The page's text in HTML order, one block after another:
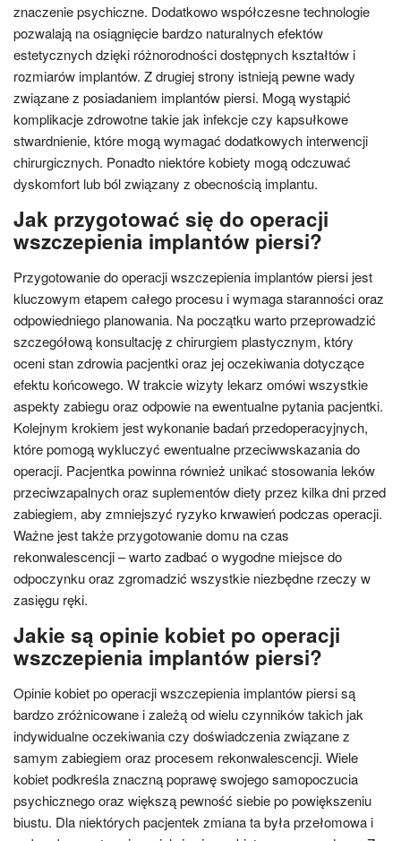
znaczenie psychiczne. Dodatkowo współczesne technologie
pozwalają na osiągnięcie bardzo naturalnych efektów
estetycznych dzięki różnorodności dostępnych kształtów i
rozmiarów implantów. Z drugiej strony istnieją pewne wady
związane z posiadaniem implantów piersi. Mogą wystąpić
komplikacje zdrowotne takie jak infekcje czy kapsułkowe
stwardnienie, które mogą wymagać dodatkowych interwencji
chirurgicznych. Ponadto niektóre kobiety mogą odczuwać
dyskomfort lub ból związany z obecnością implantu.
Jak przygotować się do operacji
wszczepienia implantów piersi?
Przygotowanie do operacji wszczepienia implantów piersi jest
kluczowym etapem całego procesu i wymaga staranności oraz
odpowiedniego planowania. Na początku warto przeprowadzić
szczegółową konsultację z chirurgiem plastycznym, który
oceni stan zdrowia pacjentki oraz jej oczekiwania dotyczące
efektu końcowego. W trakcie wizyty lekarz omówi wszystkie
aspekty zabiegu oraz odpowie na ewentualne pytania pacjentki.
Kolejnym krokiem jest wykonanie badań przedoperacyjnych,
które pomogą wykluczyć ewentualne przeciwwskazania do
operacji. Pacjentka powinna również unikać stosowania leków
przeciwzapalnych oraz suplementów diety przez kilka dni przed
zabiegiem, aby zmniejszyć ryzyko krwawień podczas operacji.
Ważne jest także przygotowanie domu na czas
rekonwalescencji – warto zadbać o wygodne miejsce do
odpoczynku oraz zgromadzić wszystkie niezbędne rzeczy w
zasięgu ręki.
Jakie są opinie kobiet po operacji
wszczepienia implantów piersi?
Opinie kobiet po operacji wszczepienia implantów piersi są
bardzo zróżnicowane i zależą od wielu czynników takich jak
indywidualne oczekiwania czy doświadczenia związane z
samym zabiegiem oraz procesem rekonwalescencji. Wiele
kobiet podkreśla znaczną poprawę swojego samopoczucia
psychicznego oraz większą pewność siebie po powiększeniu
biustu. Dla niektórych pacjentek zmiana ta była przełomowa i